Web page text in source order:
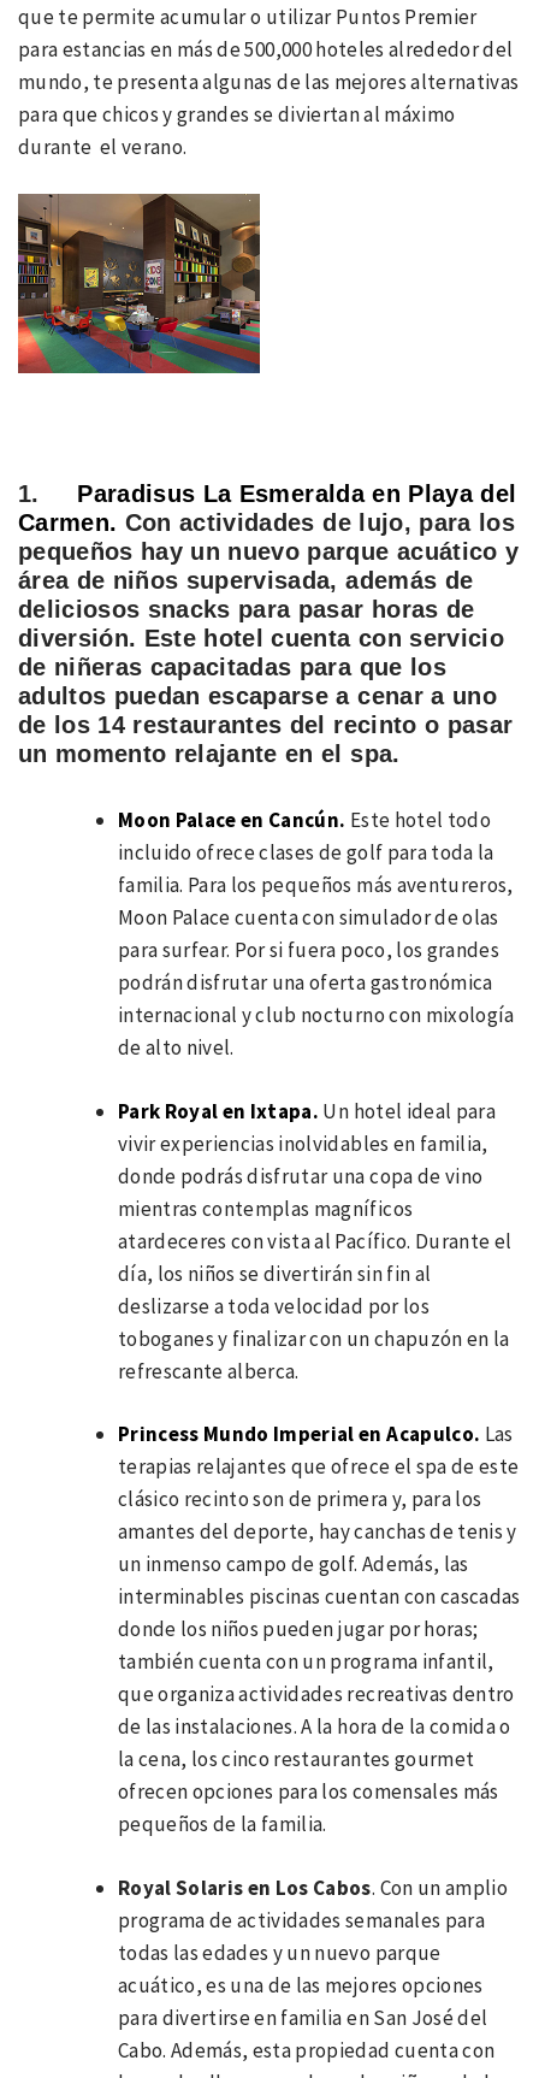
que te permite acumular o utilizar Puntos Premier
para estancias en más de 500,000 hoteles alrededor del
mundo, te presenta algunas de las mejores alternativas
para que chicos y grandes se diviertan al máximo
durante el verano.
1. Paradisus La Esmeralda en Playa del
Carmen. Con actividades de lujo, para los
pequeños hay un nuevo parque acuático y
área de niños supervisada, además de
deliciosos snacks para pasar horas de
diversión. Este hotel cuenta con servicio
de niñeras capacitadas para que los
adultos puedan escaparse a cenar a uno
de los 14 restaurantes del recinto o pasar
un momento relajante en el spa.
Moon Palace en Cancún. Este hotel todo
incluido ofrece clases de golf para toda la
familia. Para los pequeños más aventureros,
Moon Palace cuenta con simulador de olas
para surfear. Por si fuera poco, los grandes
podrán disfrutar una oferta gastronómica
internacional y club nocturno con mixología
de alto nivel.
Park Royal en Ixtapa. Un hotel ideal para
vivir experiencias inolvidables en familia,
donde podrás disfrutar una copa de vino
mientras contemplas magníficos
atardeceres con vista al Pacífico. Durante el
día, los niños se divertirán sin fin al
deslizarse a toda velocidad por los
toboganes y finalizar con un chapuzón en la
refrescante alberca.
Princess Mundo Imperial en Acapulco. Las
terapias relajantes que ofrece el spa de este
clásico recinto son de primera y, para los
amantes del deporte, hay canchas de tenis y
un inmenso campo de golf. Además, las
interminables piscinas cuentan con cascadas
donde los niños pueden jugar por horas;
también cuenta con un programa infantil,
que organiza actividades recreativas dentro
de las instalaciones. A la hora de la comida o
la cena, los cinco restaurantes gourmet
ofrecen opciones para los comensales más
pequeños de la familia.
Royal Solaris en Los Cabos. Con un amplio
programa de actividades semanales para
todas las edades y un nuevo parque
acuático, es una de las mejores opciones
para divertirse en familia en San José del
Cabo. Además, esta propiedad cuenta con